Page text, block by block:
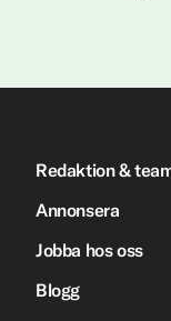
Redaktion &
Annonsera
Jobba hos oss
Blogg